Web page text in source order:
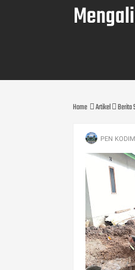
Home Artikel Berita
PEN